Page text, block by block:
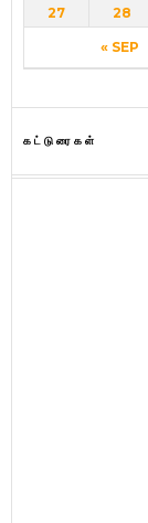
« SEP
27
28
கட்டுரைகள்